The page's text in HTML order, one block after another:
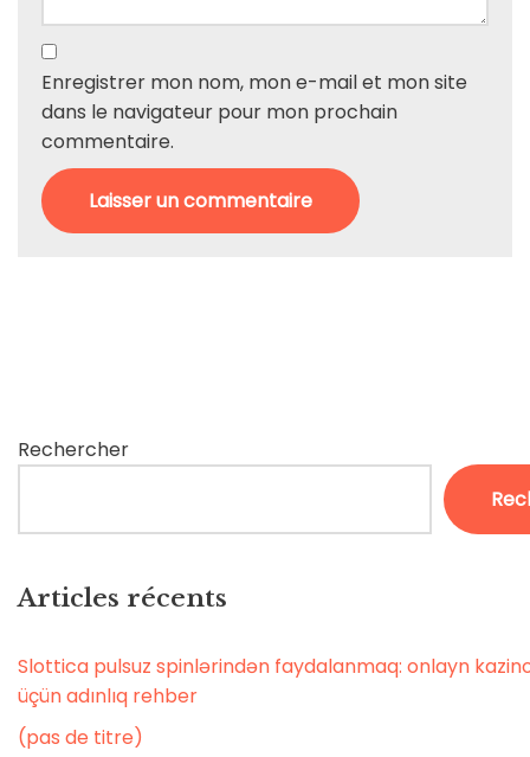
Enregistrer mon nom, mon e-mail et mon site
dans le navigateur pour mon prochain
commentaire.
Rechercher
Articles récents
Slottica pulsuz spinlərindən faydalanmaq: onlayn
üçün adınlıq rehber
(pas de titre)